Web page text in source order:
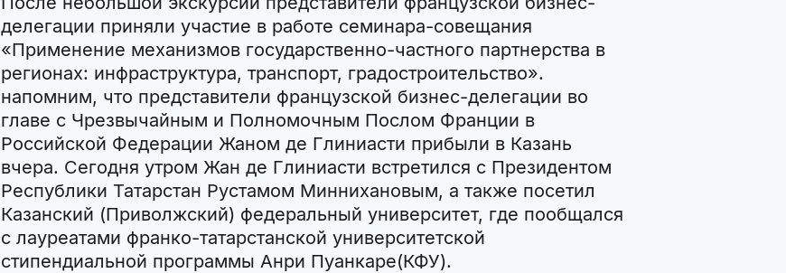
делегации приняли участие в работе семинара-совещания
«Применение механизмов государственно-частного партнерства в
регионах: инфраструктура, транспорт, градостроительство».
напомним, что представители французской бизнес-делегации во
главе с Чрезвычайным и Полномочным Послом Франции в
Российской Федерации Жаном де Глиниасти прибыли в Казань
вчера. Сегодня утром Жан де Глиниасти встретился с Президентом
Республики Татарстан Рустамом Миннихановым, а также посетил
Казанский (Приволжский) федеральный университет, где пообщался
с лауреатами франко-татарстанской университетской
стипендиальной программы Анри Пуанкаре(КФУ).